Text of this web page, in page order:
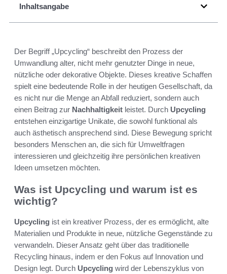
Inhaltsangabe
Der Begriff „Upcycling“ beschreibt den Prozess der
Umwandlung alter, nicht mehr genutzter Dinge in neue,
nützliche oder dekorative Objekte. Dieses kreative Schaffen
spielt eine bedeutende Rolle in der heutigen Gesellschaft, da
es nicht nur die Menge an Abfall reduziert, sondern auch
einen Beitrag zur Nachhaltigkeit leistet. Durch Upcycling
entstehen einzigartige Unikate, die sowohl funktional als
auch ästhetisch ansprechend sind. Diese Bewegung spricht
besonders Menschen an, die sich für Umweltfragen
interessieren und gleichzeitig ihre persönlichen kreativen
Ideen umsetzen möchten.
Was ist Upcycling und warum ist es
wichtig?
Upcycling ist ein kreativer Prozess, der es ermöglicht, alte
Materialien und Produkte in neue, nützliche Gegenstände zu
verwandeln. Dieser Ansatz geht über das traditionelle
Recycling hinaus, indem er den Fokus auf Innovation und
Design legt. Durch Upcycling wird der Lebenszyklus von